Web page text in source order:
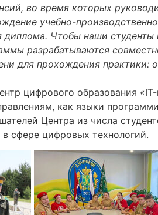
во время которых
учебно-
Чтобы наши студенты
разрабатываются
для прохождения практики:
цифрового образования
как языки
Центра из числа
сфере цифровых технологий.